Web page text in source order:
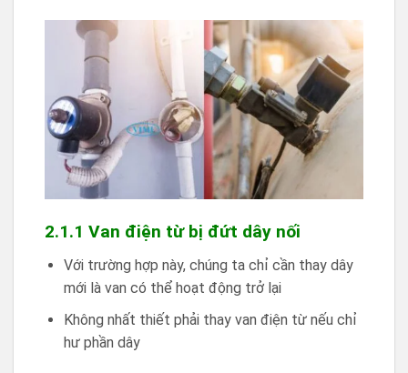
2.1.1 Van điện từ bị đứt dây nối
Với trường hợp này, chúng ta chỉ cần thay dây
mới là van có thể hoạt động trở lại
Không nhất thiết phải thay van điện từ nếu chỉ
hư phần dây